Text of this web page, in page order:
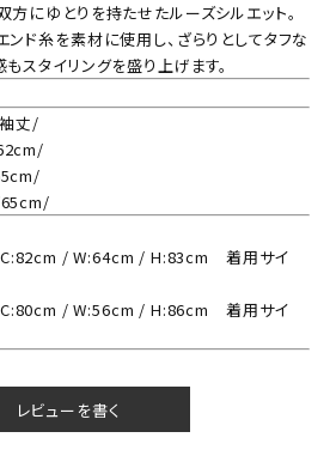
方にゆとりを持たせたルーズシルエット。
ド糸を素材に使用し、ざらりとしてタフな
スタイリングを盛り上げます。
丈/
C:82cm / W:64cm / H:83cm 着用サイ
C:80cm / W:56cm / H:86cm 着用サイ
レビューを書く